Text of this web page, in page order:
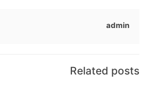
admin
Related posts